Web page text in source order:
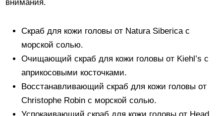
внимания.
Скраб для кожи головы от Natura Siberica с
морской солью.
Очищающий скраб для кожи головы от Kiehl’s с
априкосовыми косточками.
Восстанавливающий скраб для кожи головы от
Christophe Robin с морской солью.
Успокаивающий скраб для кожи головы от Head